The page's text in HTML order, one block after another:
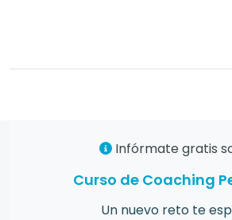
Infórmate gratis
Curso de Coaching
Un nuevo reto te